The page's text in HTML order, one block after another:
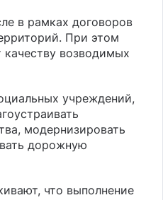
в рамках договоров
При этом
возводимых
учреждений,
модернизировать
дорожную
что выполнение